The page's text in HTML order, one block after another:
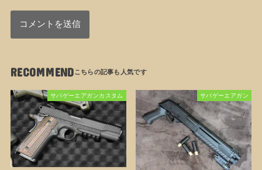
RECOMMEND
サバゲーエアガンカスタム サバゲーエアガン